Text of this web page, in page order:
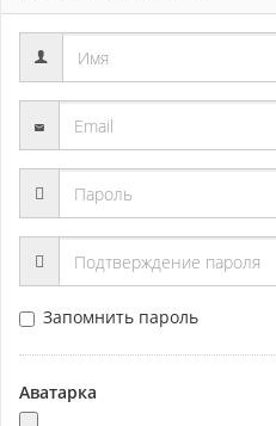
Запомнить пароль
Аватарка